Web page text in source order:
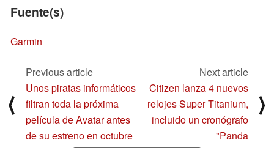
Fuente(s)
Garmin
⟨
Previous article
Unos piratas informáticos
filtran toda la próxima
película de Avatar antes
de su estreno en octubre
Next article
Citizen lanza 4 nuevos
relojes Super Titanium,
incluido un cronógrafo
"Panda
⟩